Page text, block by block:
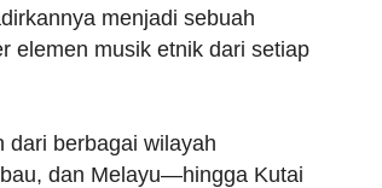
menjadi sebuah
elemen musik etnik dari setiap
dari berbagai wilayah
dan Melayu—hingga Kutai